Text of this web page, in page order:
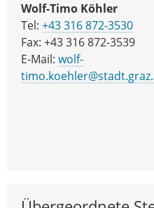
Wolf-Timo Köhler
Tel: +43 316 872-3530
Fax: +43 316 872-3539
E-Mail: wolf-